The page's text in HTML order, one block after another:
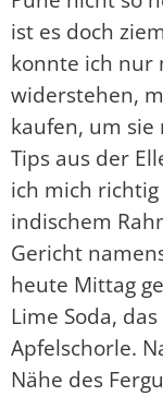
ist es doch
konnte ich nur
widerstehen,
kaufen, um sie
Tips aus der
ich mich
indischem
Gericht
heute Mittag
Lime Soda,
Apfelschorle.
Nähe des